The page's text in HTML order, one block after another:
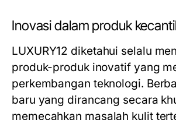
Inovasi dalam produk
LUXURY12 diketahui selalu
produk-produk inovatif yang
perkembangan teknologi.
baru yang dirancang secara
memecahkan masalah kulit